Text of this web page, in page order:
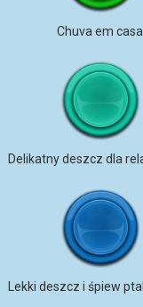
Chuva em casa